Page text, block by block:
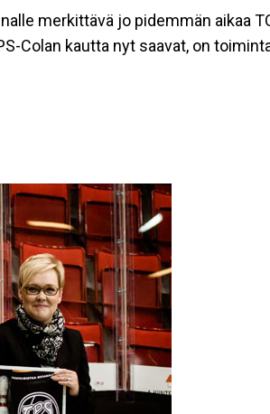
merkittävä jo pidemmän aikaa
Colan kautta nyt saavat, on